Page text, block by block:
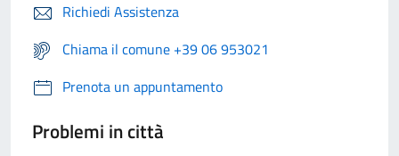
Richiedi Assistenza
Chiama il comune +39 06 953021
Prenota un appuntamento
Problemi in città